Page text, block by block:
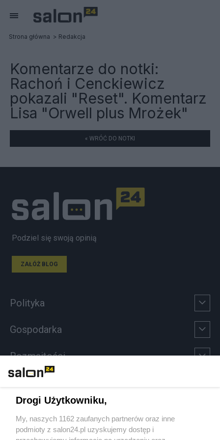
Strona główna Redakcja
Komentarze do notki:
Rachoń i Cenckiewicz
pokazali "Reset". Komentarz
Lisa "Orwell plus Mrożek"
« WRÓĆ DO NOTKI
Podziel się swoją opinią
ZAŁÓŻ BLOG
Polityka
Gospodarka
Rozmaitości
Sport
Społeczeństwo
Drogi Użytkowniku,
My, naszych 1162 zaufanych partnerów oraz inne
podmioty z salon24.pl uzyskujemy dostęp i